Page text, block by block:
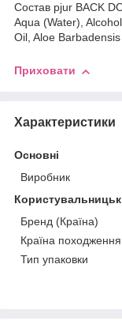
Состав pjur BACK
Aqua (Water),
Oil, Aloe
Приховати
Характеристики
Основні
Виробник
Бренд (Країна)
Країна походження
Тип упаковки